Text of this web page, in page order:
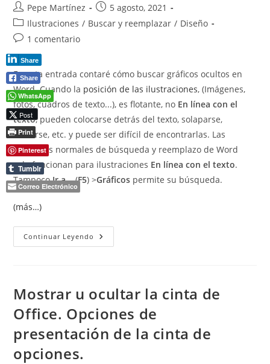
Autor
de
la
entrada:
Pepe Martínez
Publicación
de
5 agosto, 2021
Categoría
de
entrada:
Ilustraciones / Buscar y reemplazar / Diseño
Comentarios
la
entrada:
1 comentario
En esta entrada contaré cómo buscar gráficos ocultos en
Word. Cuando la posición de las ilustraciones, (Imágenes,
fotos, cuadros de texto...), es flotante, no En línea con el
texto, pueden colocarse detrás del texto, solaparse,
moverse, etc. y puede ser difícil de encontrarlas. Las
funciones normales de búsqueda y reemplazo de Word
solo funcionan para ilustraciones En línea con el texto.
TampocoIr a...(F5) >Gráficos permite su búsqueda.
(más…)
Continuar Leyendo Buscar
Gráficos
Mostrar u ocultar la cinta de
Office. Opciones de
presentación de la cinta de
opciones.
Share
Share
WhatsApp
Post
Print
Pinterest
Tumblr
Correo Electrónico